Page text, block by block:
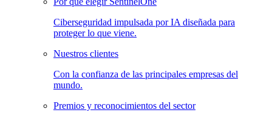
Ciberseguridad impulsada por IA diseñada para
proteger lo que viene.
Nuestros clientes
Con la confianza de las principales empresas del
mundo.
Premios y reconocimientos del sector